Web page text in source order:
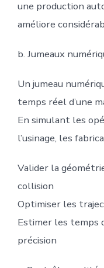
une production
améliore
b. Jumeaux
Un jumeau
temps réel d’une
En simulant les
l’usinage, les
Valider la
collision
Optimiser les
Estimer les temps
précision